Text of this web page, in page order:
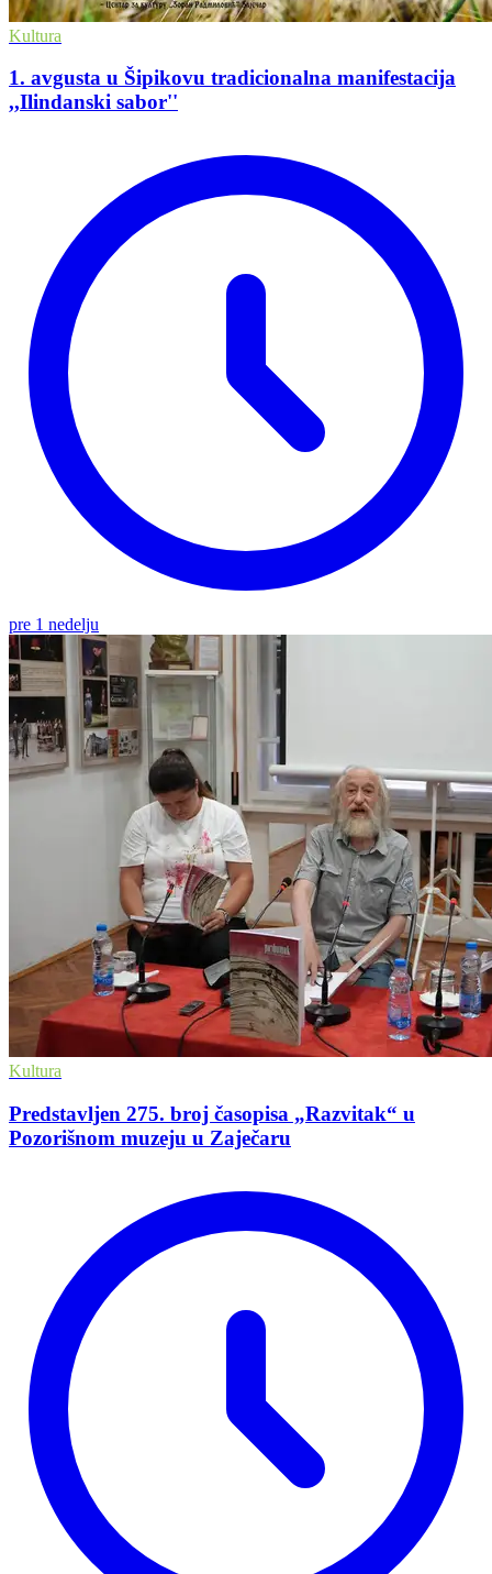
Kultura
1. avgusta u Šipikovu tradicionalna manifestacija
,,Ilindanski sabor''
pre 1 nedelju
Kultura
Predstavljen 275. broj časopisa „Razvitak“ u
Pozorišnom muzeju u Zaječaru